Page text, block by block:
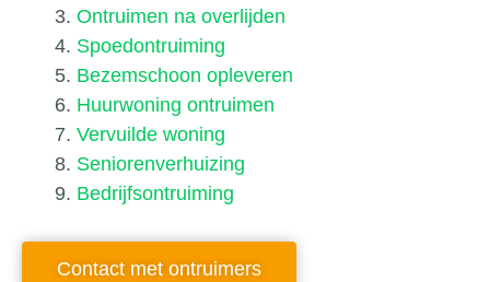
Ontruimen na overlijden
Spoedontruiming
Bezemschoon opleveren
Huurwoning ontruimen
Vervuilde woning
Seniorenverhuizing
Bedrijfsontruiming
Contact met ontruimers